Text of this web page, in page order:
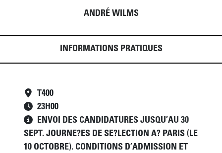
ANDRÉ WILMS
INFORMATIONS PRATIQUES
T400
23H00
ENVOI DES CANDIDATURES JUSQU’AU 30
SEPT. JOURNE?ES DE SE?LECTION A? PARIS (LE
10 OCTOBRE). CONDITIONS D’ADMISSION ET